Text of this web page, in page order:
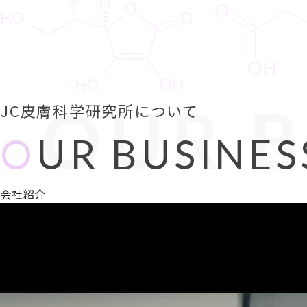
JC皮膚科学研究所について
OUR
O UR
会社紹介